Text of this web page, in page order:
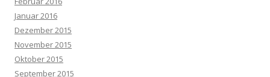
Januar 2016
Dezember 2015
November 2015
Oktober 2015
September 2015